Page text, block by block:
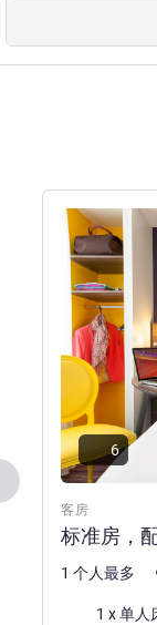
上一个 - 客房
客房
标准房，
请参阅详情
6
1 个人最多
床上用品1 x 单人